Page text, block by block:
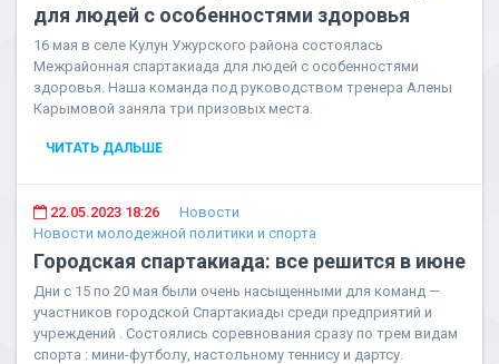
для людей с особенностями здоровья
16 мая в селе Кулун Ужурского района состоялась
Межрайонная спартакиада для людей с особенностями
здоровья. Наша команда под руководством тренера Алены
Карымовой заняла три призовых места.
ЧИТАТЬ ДАЛЬШЕ
22.05.2023 18:26
Новости
Новости молодежной политики и спорта
Городская спартакиада: все решится в июне
Дни с 15 по 20 мая были очень насыщенными для команд —
участников городской Спартакиады среди предприятий и
учреждений . Состоялись соревнования сразу по трем видам
спорта : мини-футболу, настольному теннису и дартсу.